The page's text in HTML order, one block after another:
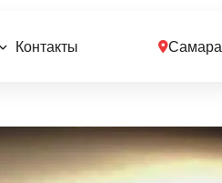
Контакты Самара